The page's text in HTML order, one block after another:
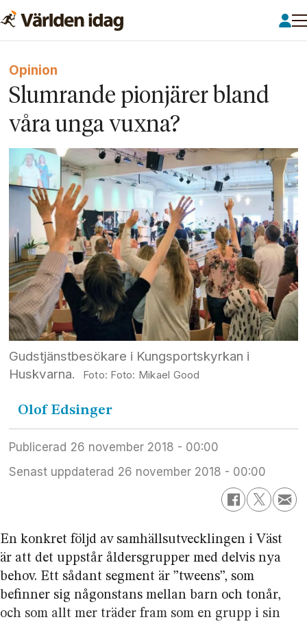
Opinion
Slumrande pionjärer bland
våra unga vuxna?
Gudstjänstbesökare i Kungsportskyrkan i
Huskvarna.
Foto: Mikael Good
Olof Edsinger
Publicerad
26 november 2018 - 00:00
Senast uppdaterad
26 november 2018 - 00:00
En konkret följd av samhällsutvecklingen i Väst
är att det uppstår åldersgrupper med delvis nya
behov. Ett sådant segment är ”tweens”, som
befinner sig någonstans mellan barn och tonår,
och som allt mer träder fram som en grupp i sin